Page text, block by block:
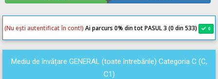
(Nu ești autentificat în cont!) Ai parcurs 0% din tot PASUL 3 (0 din 533) 0
Mediu de învățare GENERAL (toate întrebările) Categoria C (C,
C1)